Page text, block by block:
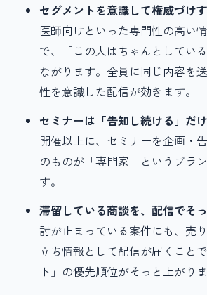
セグメントを意識して権威づけ
医師向けといった専門性の高い
で、「この人はちゃんとしてい
ながります。全員に同じ内容を
性を意識した配信が効きます。
セミナーは「告知し続ける」だ
開催以上に、セミナーを企画・
のものが「専門家」というブラ
す。
滞留している商談を、配信でそ
討が止まっている案件にも、売
立ち情報として配信が届くこと
ト」の優先順位がそっと上がりま